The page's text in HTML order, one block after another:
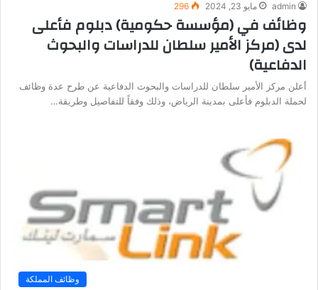
admin مايو 23, 2024 296
وظائف في (مؤسسة حكومية) دبلوم فأعلى
لدى (مركز الأمير سلطان للدراسات والبحوث
الدفاعية)
أعلن مركز الأمير سلطان للدراسات والبحوث الدفاعية عن طرح عدة وظائف
لحملة الدبلوم فأعلى بمدينة الرياض، وذلك وفقاً للتفاصيل وطريقة…
وظائف المملكة